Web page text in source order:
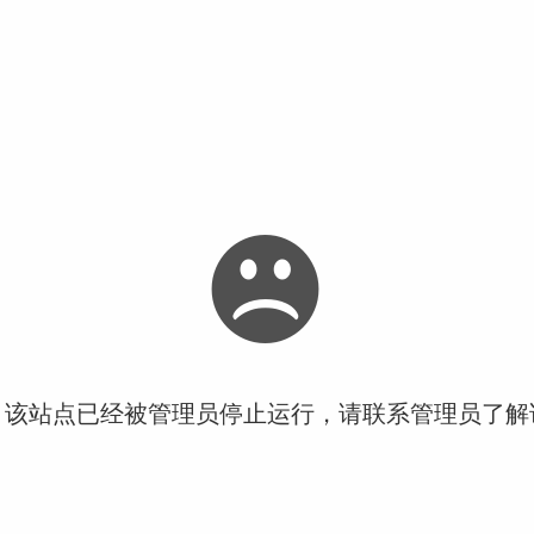
站点已经被管理员停止运行，请联系管理员了